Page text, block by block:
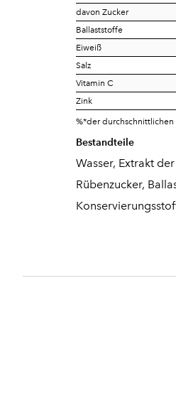
davon Zucker
Ballaststoffe
Eiweiß
Salz
Vitamin C
Zink
%*der durchschnittlichen
Bestandteile
Wasser, Extrakt
Rübenzucker,